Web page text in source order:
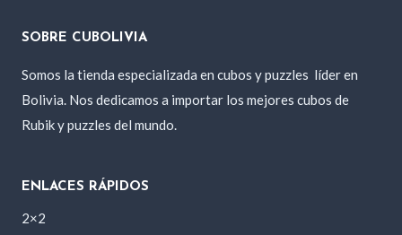
SOBRE CUBOLIVIA
Somos la tienda especializada en cubos y puzzles líder en
Bolivia. Nos dedicamos a importar los mejores cubos de
Rubik y puzzles del mundo.
ENLACES RÁPIDOS
2×2